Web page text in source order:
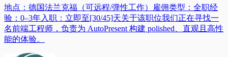
地点：德国法兰克福（可远程/弹性工作）雇佣类型：全职经
验：0–3年入职：立即至[30/45]天关于该职位我们正在寻找一
名前端工程师，负责为 AutoPresent 构建 polished、直观且高性
能的体验。